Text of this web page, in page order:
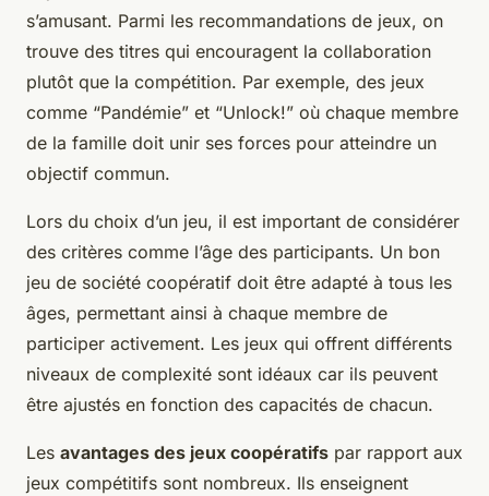
s’amusant. Parmi les recommandations de jeux, on
trouve des titres qui encouragent la collaboration
plutôt que la compétition. Par exemple, des jeux
comme “Pandémie” et “Unlock!” où chaque membre
de la famille doit unir ses forces pour atteindre un
objectif commun.
Lors du choix d’un jeu, il est important de considérer
des critères comme l’âge des participants. Un bon
jeu de société coopératif doit être adapté à tous les
âges, permettant ainsi à chaque membre de
participer activement. Les jeux qui offrent différents
niveaux de complexité sont idéaux car ils peuvent
être ajustés en fonction des capacités de chacun.
Les avantages des jeux coopératifs par rapport aux
jeux compétitifs sont nombreux. Ils enseignent